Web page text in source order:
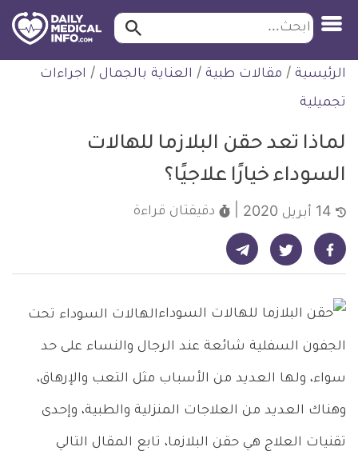
التخطي
للمحتوى
طبية
ابحث ابحث…
الرئيسية / مقالات طبية / العناية بالجمال / اجراءات
تجميلية
لماذا تعد حقن البلازما للهالات
السوداء خيارًا علاجيًا؟
دقيقتان قراءة
شارك على فيسبوك - ديلي ميديكال انفو شارك على تويتر - ديلي ميديكال انفو شارك على تيليجرام - ديلي ميديكال انفو
الهالات السوداء تحت
الجفون السفلية شائعة عند الرجال والنساء على حد
سواء، ولها العديد من الأسباب مثل التعب والإرهاق،
وهناك العديد من العلاجات المنزلية والطبية، وإحدى
تقنيات العلاج هي حقن البلازما، تابع المقال التالي